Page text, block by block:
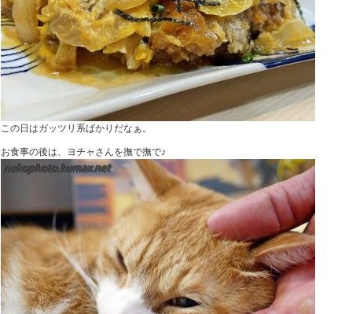
この日はガッツリ系ばかりだなぁ。
お食事の後は、ヨチャさんを撫で撫で♪